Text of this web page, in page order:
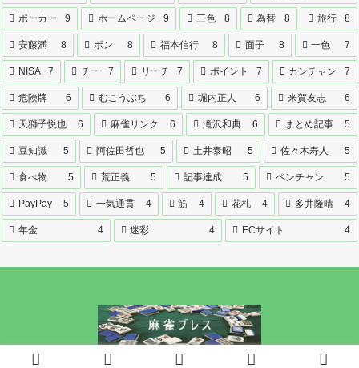
ポーカー 9 ホームページ 9 三色 8 為替 8 旅行 8
安藤満 8 ポン 8 福本信行 8 面子 8 一色 7
NISA 7 チー 7 リーチ 7 ポイント 7 カンチャン 7
危険牌 6 むこうぶち 6 堀内正人 6 来賀友志 6
天獅子悦也 6 麻雀リンク 6 滝沢和典 6 まとめ記事 5
豆知識 5 阿佐田哲也 5 土井泰昭 5 佐々木寿人 5
食べ物 5 荒正義 5 記事達成 5 ペンチャン 5
PayPay 5 一気通貫 4 筋 4 花札 4 多井隆晴 4
年金 4 迷彩 4 ECサイト 4
© 2021 麻雀プレス.